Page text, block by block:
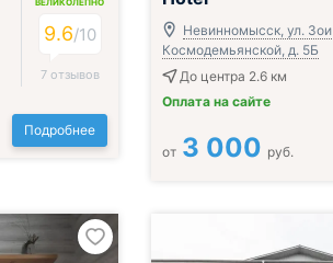
ВЕЛИКОЛЕПНО
9.6/10
7 отзывов
Подробнее
Невинномысск, ул. Зои
Космодемьянской, д. 5Б
До центра 2.6 км
Оплата на сайте
от 3 000 руб.